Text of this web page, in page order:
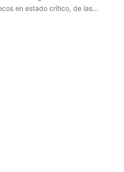
en estado crítico, de las…